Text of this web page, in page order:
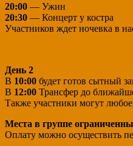
20:00 — Ужин
20:30 — Концерт у костра
Участников ждет ночевка в
День 2
В 10:00 будет готов сытный
В 12:00 Трансфер до
Также участники могут
Места в группе
Оплату можно осуществить